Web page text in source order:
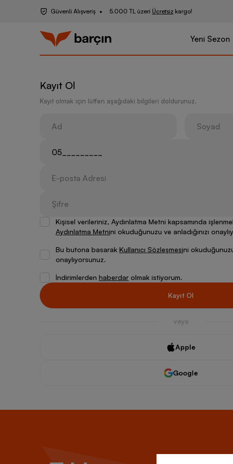
Güvenli Alışveriş 5.000 TL üzeri Ücretsiz kargo!
Yeni Sezon
Kayıt Ol
Kayıt olmak için lütfen aşağıdaki bilgileri doldurunuz.
Kişisel verileriniz, Aydınlatma Metni kapsamında
Aydınlatma Metnini okuduğunuzu ve anladığınızı
Bu butona basarak Kullanıcı Sözleşmesini
onaylıyorsunuz.
İndirimlerden haberdar olmak istiyorum.
Kayıt Ol
veya
Apple
Google